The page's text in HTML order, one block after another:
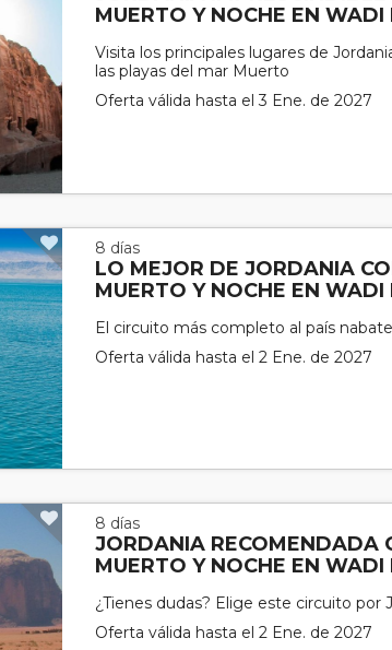
MUERTO Y NOCHE EN WADI
Visita los principales lugares de
las playas del mar Muerto
Oferta válida hasta el 3 Ene. de 2027
8 días
LO MEJOR DE JORDANIA
MUERTO Y NOCHE EN WADI
El circuito más completo al país
Oferta válida hasta el 2 Ene. de 2027
8 días
JORDANIA RECOMENDADA
MUERTO Y NOCHE EN WADI
¿Tienes dudas? Elige este circuito por
Oferta válida hasta el 2 Ene. de 2027